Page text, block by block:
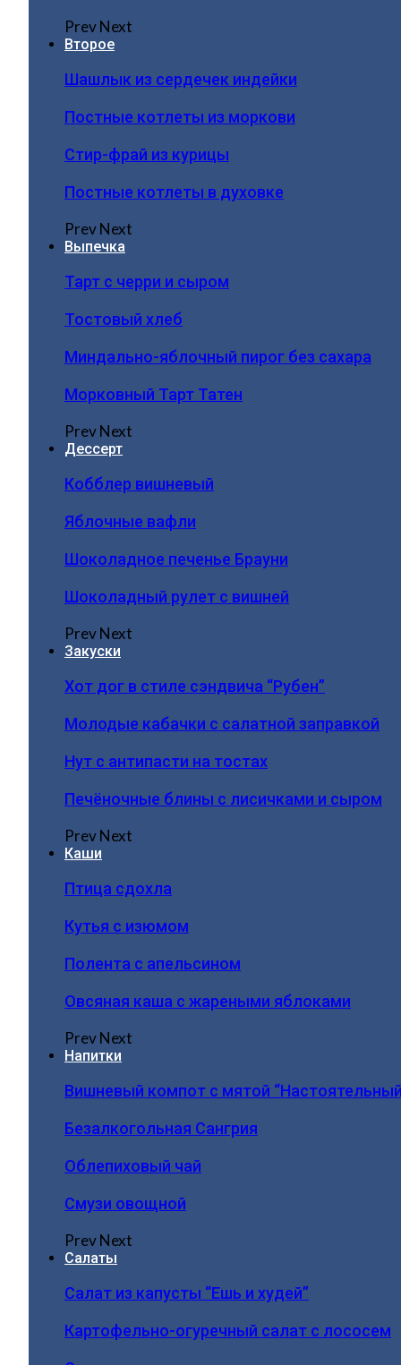
PrevNext
Второе
Шашлык из сердечек индейки
Постные котлеты из моркови
Стир-фрай из курицы
Постные котлеты в духовке
PrevNext
Выпечка
Тарт с черри и сыром
Тостовый хлеб
Миндально-яблочный пирог без сахара
Морковный Тарт Татен
PrevNext
Дессерт
Кобблер вишневый
Яблочные вафли
Шоколадное печенье Брауни
Шоколадный рулет с вишней
PrevNext
Закуски
Хот дог в стиле сэндвича “Рубен”
Молодые кабачки с салатной заправкой
Нут с антипасти на тостах
Печёночные блины с лисичками и сыром
PrevNext
Каши
Птица сдохла
Кутья с изюмом
Полента с апельсином
Овсяная каша с жареными яблоками
PrevNext
Напитки
Вишневый компот с мятой
Безалкогольная Сангрия
Облепиховый чай
Смузи овощной
PrevNext
Салаты
Салат из капусты “Ешь и худей”
Картофельно-огуречный салат с лососем